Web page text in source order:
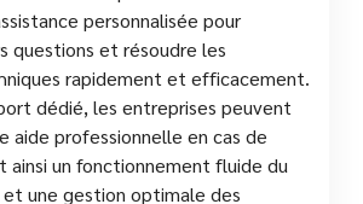
personnalisée pour
questions et résoudre les
rapidement et efficacement.
dédié, les entreprises peuvent
aide professionnelle en cas de
ainsi un fonctionnement fluide du
une gestion optimale des